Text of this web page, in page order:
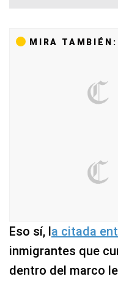
MIRA TAMBIÉN:
Eso sí, la citada
inmigrantes que
dentro del marco